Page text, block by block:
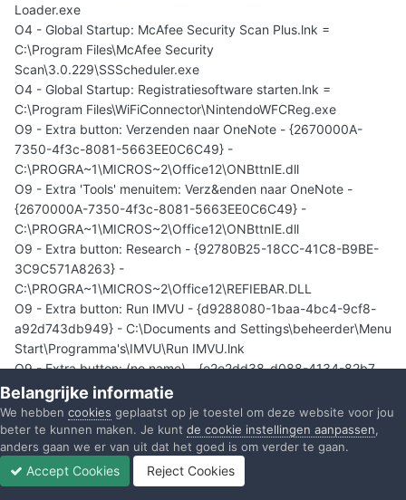
Loader.exe
O4 - Global Startup: McAfee Security Scan Plus.lnk =
C:\Program Files\McAfee Security
Scan\3.0.229\SSScheduler.exe
O4 - Global Startup: Registratiesoftware starten.lnk =
C:\Program Files\WiFiConnector\NintendoWFCReg.exe
O9 - Extra button: Verzenden naar OneNote - {2670000A-
7350-4f3c-8081-5663EE0C6C49} -
C:\PROGRA~1\MICROS~2\Office12\ONBttnIE.dll
O9 - Extra 'Tools' menuitem: Verz&enden naar OneNote -
{2670000A-7350-4f3c-8081-5663EE0C6C49} -
C:\PROGRA~1\MICROS~2\Office12\ONBttnIE.dll
O9 - Extra button: Research - {92780B25-18CC-41C8-B9BE-
3C9C571A8263} -
C:\PROGRA~1\MICROS~2\Office12\REFIEBAR.DLL
O9 - Extra button: Run IMVU - {d9288080-1baa-4bc4-9cf8-
a92d743db949} - C:\Documents and Settings\beheerder\Menu
Start\Programma's\IMVU\Run IMVU.lnk
O9 - Extra button: (no name) - {e2e2dd38-d088-4134-82b7-
f2ba38496583} - C:\WINDOWS\Network
Diagnostic\xpnetdiag.exe
O9 - Extra 'Tools' menuitem: @xpsp3res.dll,-20001 -
{e2e2dd38-d088-4134-82b7-f2ba38496583} -
C:\WINDOWS\Network Diagnostic\xpnetdiag.exe
O9 - Extra button: Messenger - {FB5F1910-F110-11d2-BB9E-
Belangrijke informatie
We hebben cookies geplaatst op je toestel om deze website voor jou
beter te kunnen maken. Je kunt de cookie instellingen aanpassen,
anders gaan we er van uit dat het goed is om verder te gaan.
Accept Cookies Reject Cookies
Ongelezen